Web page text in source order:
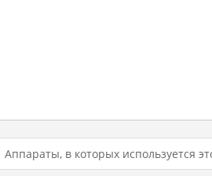
Аппараты, в которых используется